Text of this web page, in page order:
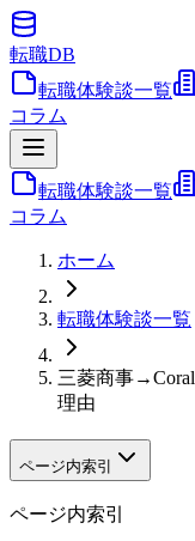
転職DB
転職体験談一覧
コラム
転職体験談一覧
コラム
ホーム
転職体験談一覧
三菱商事
理由
ページ内索引
ページ内索引